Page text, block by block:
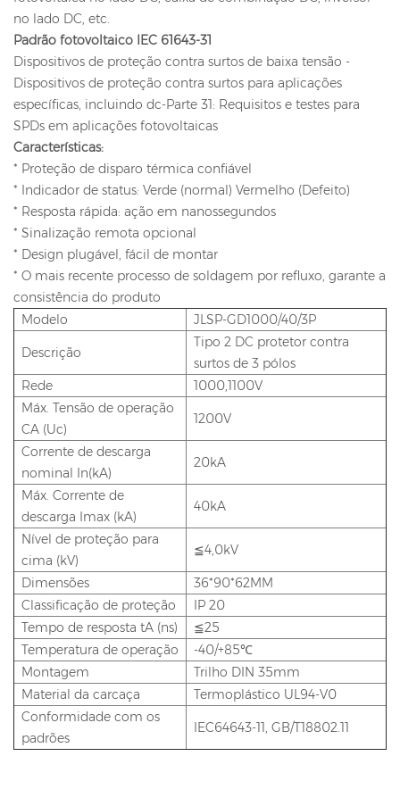
no lado DC, etc.
Padrão fotovoltaico IEC 61643-31
Dispositivos de proteção contra surtos de baixa tensão -
Dispositivos de proteção contra surtos para aplicações
específicas, incluindo dc-Parte 31: Requisitos e testes para
SPDs em aplicações fotovoltaicas
Características:
* Proteção de disparo térmica confiável
* Indicador de status: Verde (normal) Vermelho (Defeito)
* Resposta rápida: ação em nanossegundos
* Sinalização remota opcional
* Design plugável, fácil de montar
* O mais recente processo de soldagem por refluxo, garante a
consistência do produto
Modelo
JLSP-GD1000/40/3P
Descrição
Tipo 2 DC protetor contra
surtos de 3 pólos
Rede
1000,1100V
Máx. Tensão de operação
CA (Uc)
1200V
Corrente de descarga
nominal In(kA)
20kA
Máx. Corrente de
descarga Imax (kA)
40kA
Nível de proteção para
cima (kV)
≦4,0kV
Dimensões
36*90*62MM
Classificação de proteção
IP 20
Tempo de resposta tA (ns)
≦25
Temperatura de operação
-40/+85℃
Montagem
Trilho DIN 35mm
Material da carcaça
Termoplástico UL94-V0
Conformidade com os
padrões
IEC64643-11, GB/T18802.11